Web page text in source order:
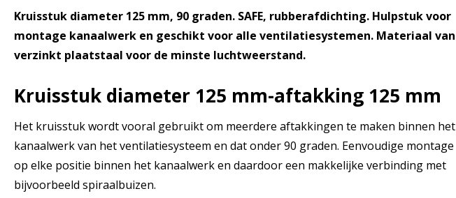
Kruisstuk diameter 125 mm, 90 graden. SAFE, rubberafdichting. Hulpstuk voor
montage kanaalwerk en geschikt voor alle ventilatiesystemen. Materiaal van
verzinkt plaatstaal voor de minste luchtweerstand.
Kruisstuk diameter 125 mm-aftakking 125 mm
Het kruisstuk wordt vooral gebruikt om meerdere aftakkingen te maken binnen het
kanaalwerk van het ventilatiesysteem en dat onder 90 graden. Eenvoudige montage
op elke positie binnen het kanaalwerk en daardoor een makkelijke verbinding met
bijvoorbeeld spiraalbuizen.